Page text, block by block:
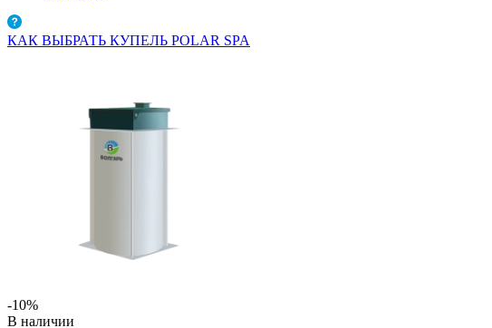
КАК ВЫБРАТЬ КУПЕЛЬ POLAR SPA
-10%
В наличии